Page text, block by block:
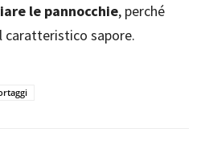
le pannocchie, perché
caratteristico sapore.